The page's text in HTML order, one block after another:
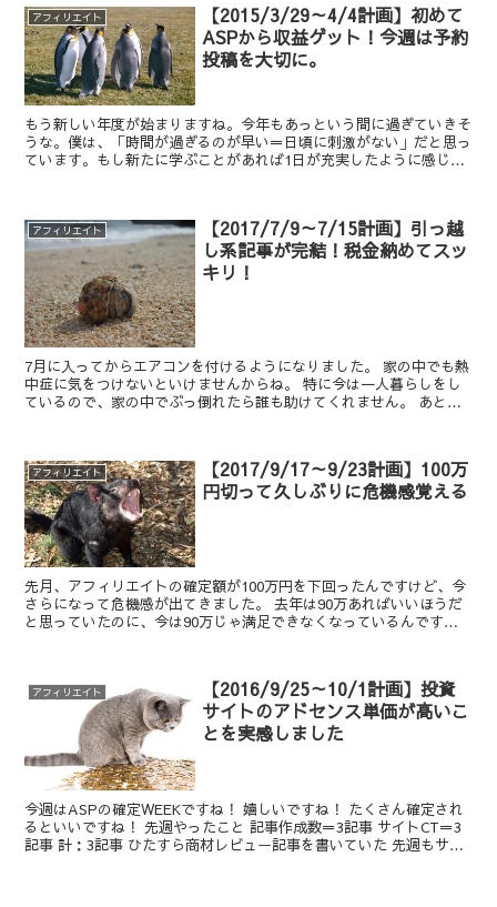
アフィリエイト
【2015/3/29～4/4計画】初めて
ASPから収益ゲット！今週は予約
投稿を大切に。
もう新しい年度が始まりますね。今年もあっという間に過ぎていきそ
うな。僕は、「時間が過ぎるのが早い＝日頃に刺激がない」だと思っ
ています。もし新たに学ぶことがあれば1日が充実したように感じら
アフィリエイト
【2017/7/9～7/15計画】引っ越
し系記事が完結！税金納めてスッ
キリ！
7月に入ってからエアコンを付けるようになりました。 家の中でも熱
中症に気をつけないといけませんからね。 特に今は一人暮らしをし
ているので、家の中でぶっ倒れたら誰も助けてくれません。 あと、
アフィリエイト
【2017/9/17～9/23計画】100万
円切って久しぶりに危機感覚える
先月、アフィリエイトの確定額が100万円を下回ったんですけど、今
さらになって危機感が出てきました。 去年は90万あればいいほうだ
と思っていたのに、今は90万じゃ満足できなくなっているんですよ
アフィリエイト
【2016/9/25～10/1計画】投資
サイトのアドセンス単価が高いこ
とを実感しました
今週はASPの確定WEEKですね！ 嬉しいですね！ たくさん確定され
るといいですね！ 先週やったこと 記事作成数＝3記事 サイトCT＝3
記事 計：3記事 ひたすら商材レビュー記事を書いていた 先週もサイ